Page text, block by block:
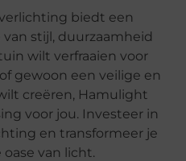
biedt een
stijl, duurzaamheid
wilt verfraaien voor
gewoon een veilige en
creëren, Hamulight
voor jou. Investeer in
en transformeer je
van licht.